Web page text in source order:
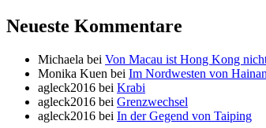
Neueste Kommentare
Michaela bei Von Macau ist Hong Kong
Monika Kuen bei Im Nordwesten von Hainan
agleck2016 bei Krabi
agleck2016 bei Grenzwechsel
agleck2016 bei In der Gegend von Taiping